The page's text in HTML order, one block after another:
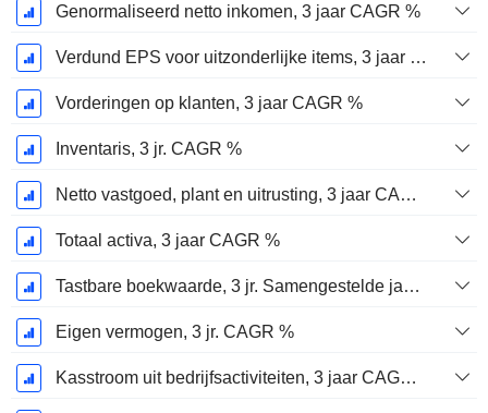
Genormaliseerd netto inkomen, 3 jaar CAGR %
Verdund EPS voor uitzonderlijke items, 3 jaar CAGR %
Vorderingen op klanten, 3 jaar CAGR %
Inventaris, 3 jr. CAGR %
Netto vastgoed, plant en uitrusting, 3 jaar CAGR %
Totaal activa, 3 jaar CAGR %
Tastbare boekwaarde, 3 jr. Samengestelde jaarlijkse groeipercentage %
Eigen vermogen, 3 jr. CAGR %
Kasstroom uit bedrijfsactiviteiten, 3 jaar CAGR %